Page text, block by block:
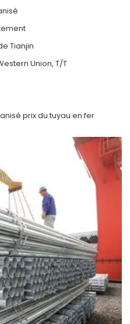
Tianjin
Union, T/T
prix du tuyau en fer